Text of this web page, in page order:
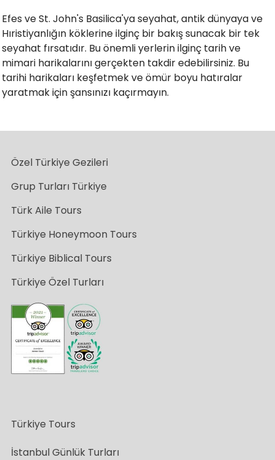
Efes ve St. John's Basilica'ya seyahat, antik dünyaya ve
Hıristiyanlığın köklerine ilginç bir bakış sunacak bir tek
seyahat fırsatıdır. Bu önemli yerlerin ilginç tarih ve
mimari harikalarını gerçekten takdir edebilirsiniz. Bu
tarihi harikaları keşfetmek ve ömür boyu hatıralar
yaratmak için şansınızı kaçırmayın.
Özel Türkiye Gezileri
Grup Turları Türkiye
Türk Aile Tours
Türkiye Honeymoon Tours
Türkiye Biblical Tours
Türkiye Özel Turları
Türkiye Tours
İstanbul Günlük Turları